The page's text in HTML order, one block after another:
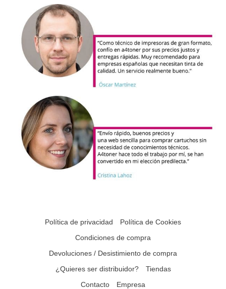
Política de privacidad
Política de Cookies
Condiciones de compra
Devoluciones / Desistimiento de compra
¿Quieres ser distribuidor?
Tiendas
Contacto
Empresa